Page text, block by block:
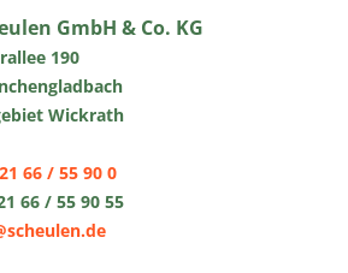
GmbH & Co. KG
190
Wickrath
66 / 55 90 0
66 / 55 90 55